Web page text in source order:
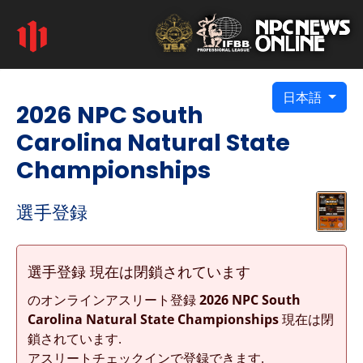
日本語
2026 NPC South
Carolina Natural State
Championships
選手登録
選手登録 現在は閉鎖されています
のオンラインアスリート登録2026 NPC South
Carolina Natural State Championships現在は閉
鎖されています.
アスリートチェックインで登録できます.